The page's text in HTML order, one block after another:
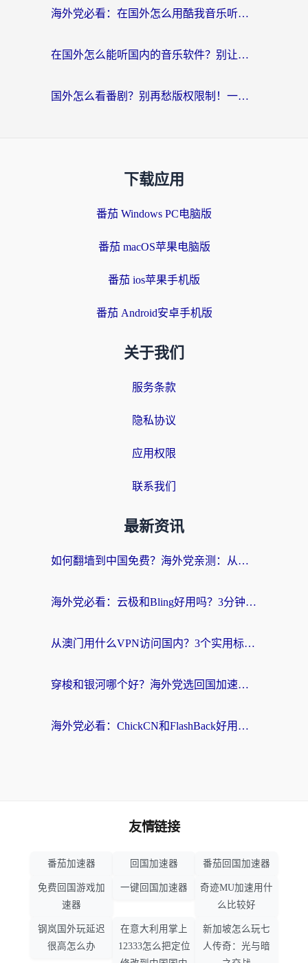
海外党必看：在国外怎么用酷我音乐听音乐？告别“地区不支持”的实用指南
在国外怎么能听国内的音乐软件？别让版权限制断了你的“中文歌单”
国外怎么看番剧？别再愁版权限制！一个工具解决所有回国追剧难题
下载应用
番茄 Windows PC电脑版
番茄 macOS苹果电脑版
番茄 ios苹果手机版
番茄 Android安卓手机版
关于我们
服务条款
隐私协议
应用权限
联系我们
最新资讯
如何翻墙到中国免费？海外党亲测：从踩坑到选对加速器的全攻略
海外党必看：云极和Bling好用吗？3分钟教你选对回国加速器
从澳门用什么VPN访问国内？3个实用标准帮你避开坑，无缝刷剧听歌
穿梭和银河哪个好？海外党选回国加速器的避坑指南，附番茄加速器实测体验
海外党必看：ChickCN和FlashBack好用吗？3招教你选对回国加速器（附云极、HomeCN、斧牛vs艾果对比）
友情链接
番茄加速器 回国加速器 番茄回国加速器
免费回国游戏加
速器
一键回国加速器
奇迹MU加速用什
么比较好
钢岚国外玩延迟
很高怎么办
在意大利用掌上
12333怎么把定位
新加坡怎么玩七
人传奇：光与暗